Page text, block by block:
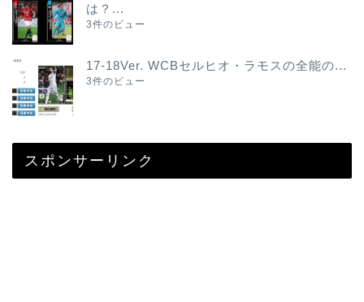
は？...
3件のビュー
17-18Ver. WCBセルヒオ・ラモスの全能の...
3件のビュー
スポンサーリンク